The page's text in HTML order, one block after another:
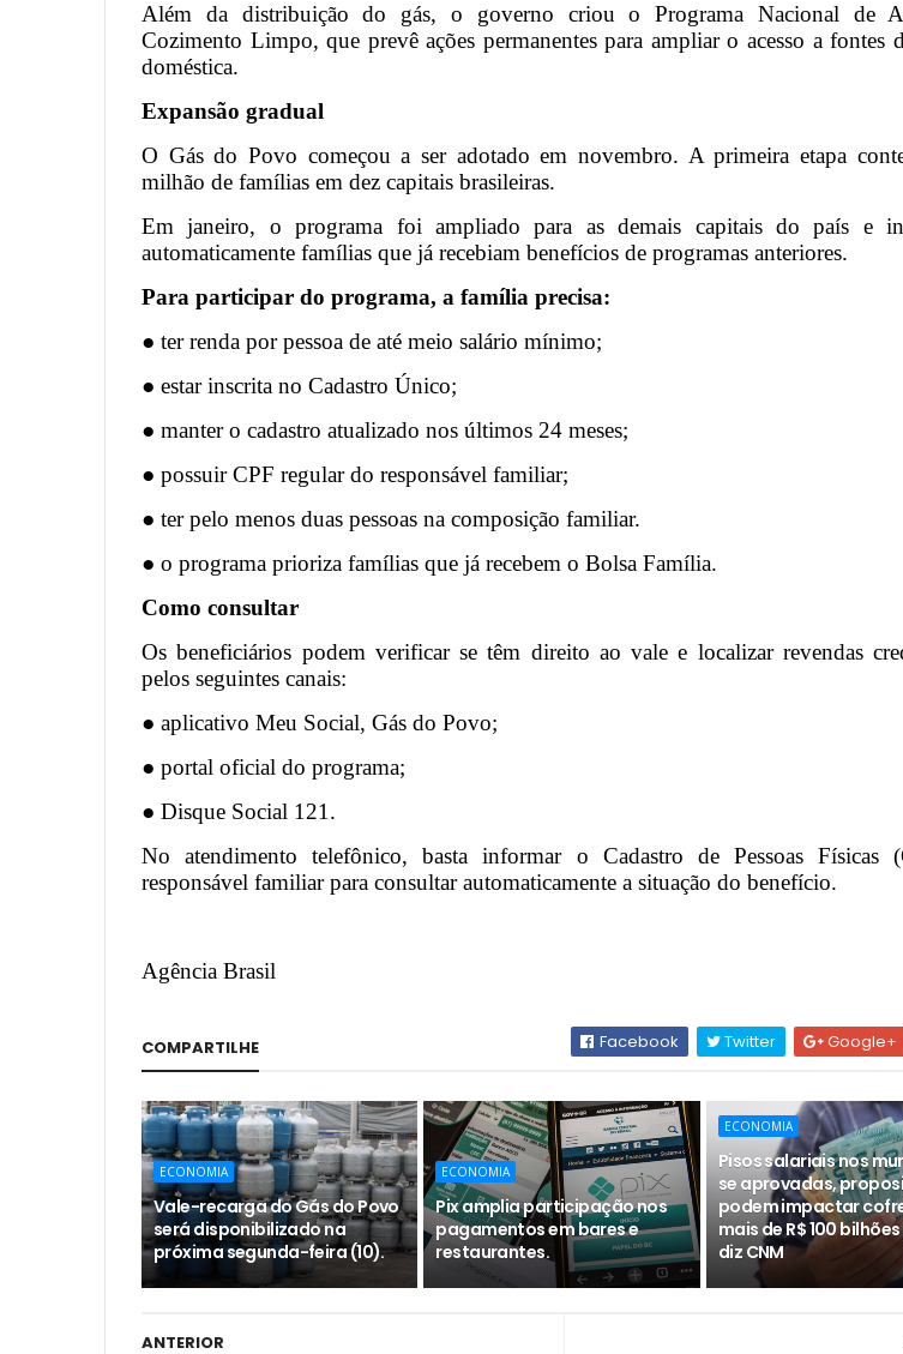
Além da distribuição do gás, o governo criou o Programa Nacional de
Cozimento Limpo, que prevê ações permanentes para ampliar o acesso a fontes
doméstica.
Expansão gradual
O Gás do Povo começou a ser adotado em novembro. A primeira etapa
milhão de famílias em dez capitais brasileiras.
Em janeiro, o programa foi ampliado para as demais capitais do país e
automaticamente famílias que já recebiam benefícios de programas anteriores.
Para participar do programa, a família precisa:
● ter renda por pessoa de até meio salário mínimo;
● estar inscrita no Cadastro Único;
● manter o cadastro atualizado nos últimos 24 meses;
● possuir CPF regular do responsável familiar;
● ter pelo menos duas pessoas na composição familiar.
● o programa prioriza famílias que já recebem o Bolsa Família.
Como consultar
Os beneficiários podem verificar se têm direito ao vale e localizar revendas
pelos seguintes canais:
● aplicativo Meu Social, Gás do Povo;
● portal oficial do programa;
● Disque Social 121.
No atendimento telefônico, basta informar o Cadastro de Pessoas Físicas
responsável familiar para consultar automaticamente a situação do benefício.
Agência Brasil
COMPARTILHE Facebook Twitter Google+
ECONOMIA
Vale-recarga do Gás do Povo
será disponibilizado na
próxima segunda-feira (10).
ECONOMIA
Pix amplia participação nos
pagamentos em bares e
restaurantes.
ECONOMIA
Pisos salariais nos
se aprovadas,
podem impactar
mais de R$ 100
diz CNM
ANTERIOR